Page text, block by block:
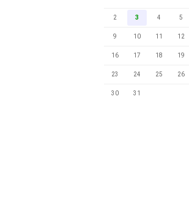
2 3 4 5
9 10 11 12
16 17 18 19
23 24 25 26
30 31